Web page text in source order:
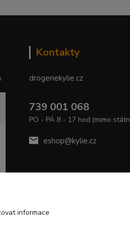
Kontakty
drogeriekylie.cz
739 001 068
PO - PÁ 8 - 17 hod.(mimo
eshop@kylie.cz
informace